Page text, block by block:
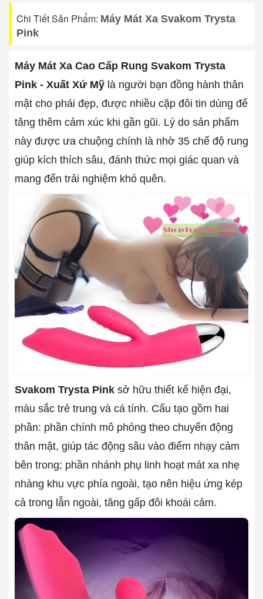
Chi Tiết Sản Phẩm: Máy Mát Xa Svakom Trysta
Pink
Máy Mát Xa Cao Cấp Rung Svakom Trysta
Pink - Xuất Xứ Mỹ là người bạn đồng hành thân
mật cho phái đẹp, được nhiều cặp đôi tin dùng để
tăng thêm cảm xúc khi gần gũi. Lý do sản phẩm
này được ưa chuộng chính là nhờ 35 chế độ rung
giúp kích thích sâu, đánh thức mọi giác quan và
mang đến trải nghiệm khó quên.
Svakom Trysta Pink sở hữu thiết kế hiện đại,
màu sắc trẻ trung và cá tính. Cấu tạo gồm hai
phần: phần chính mô phỏng theo chuyển động
thân mật, giúp tác động sâu vào điểm nhạy cảm
bên trong; phần nhánh phụ linh hoạt mát xa nhẹ
nhàng khu vực phía ngoài, tạo nên hiệu ứng kép
cả trong lẫn ngoài, tăng gấp đôi khoái cảm.